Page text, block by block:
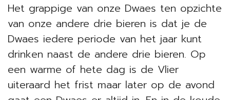
Het grappige van onze Dwaes ten opzichte
van onze andere drie bieren is dat je de
Dwaes iedere periode van het jaar kunt
drinken naast de andere drie bieren. Op
een warme of hete dag is de Vlier
uiteraard het frist maar later op de avond